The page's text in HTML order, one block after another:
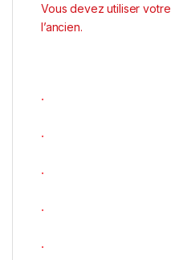
Vous devez utiliser
l’ancien.
.
.
.
.
.